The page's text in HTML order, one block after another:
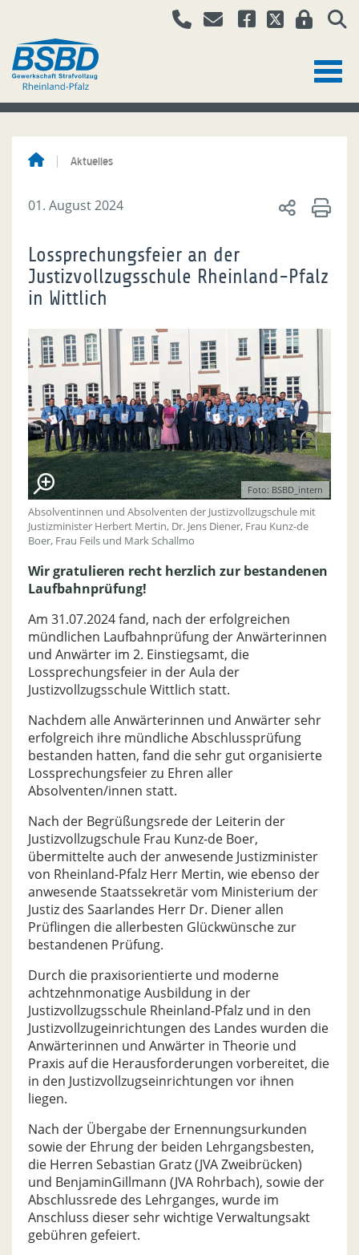
Aktuelles
01. August 2024
Lossprechungsfeier an der
Justizvollzugsschule Rheinland-Pfalz
in Wittlich
Foto: BSBD_intern
Absolventinnen und Absolventen der Justizvollzugschule mit
Justizminister Herbert Mertin, Dr. Jens Diener, Frau Kunz-de
Boer, Frau Feils und Mark Schallmo
Wir gratulieren recht herzlich zur bestandenen
Laufbahnprüfung!
Am 31.07.2024 fand, nach der erfolgreichen
mündlichen Laufbahnprüfung der Anwärterinnen
und Anwärter im 2. Einstiegsamt, die
Lossprechungsfeier in der Aula der
Justizvollzugsschule Wittlich statt.
Nachdem alle Anwärterinnen und Anwärter sehr
erfolgreich ihre mündliche Abschlussprüfung
bestanden hatten, fand die sehr gut organisierte
Lossprechungsfeier zu Ehren aller
Absolventen/innen statt.
Nach der Begrüßungsrede der Leiterin der
Justizvollzugschule Frau Kunz-de Boer,
übermittelte auch der anwesende Justizminister
von Rheinland-Pfalz Herr Mertin, wie ebenso der
anwesende Staatssekretär vom Ministerium der
Justiz des Saarlandes Herr Dr. Diener allen
Prüflingen die allerbesten Glückwünsche zur
bestandenen Prüfung.
Durch die praxisorientierte und moderne
achtzehnmonatige Ausbildung in der
Justizvollzugsschule Rheinland-Pfalz und in den
Justizvollzugeinrichtungen des Landes wurden die
Anwärterinnen und Anwärter in Theorie und
Praxis auf die Herausforderungen vorbereitet, die
in den Justizvollzugseinrichtungen vor ihnen
liegen.
Nach der Übergabe der Ernennungsurkunden
sowie der Ehrung der beiden Lehrgangsbesten,
die Herren Sebastian Gratz (JVA Zweibrücken)
und BenjaminGillmann (JVA Rohrbach), sowie der
Abschlussrede des Lehrganges, wurde im
Anschluss dieser sehr wichtige Verwaltungsakt
gebühren gefeiert.